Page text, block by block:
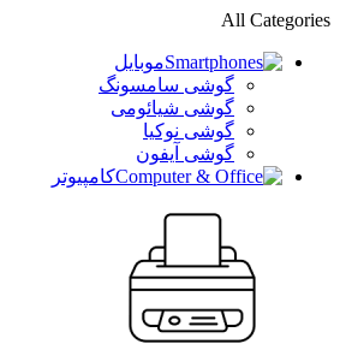
All Categories
موبایل
گوشی سامسونگ
گوشی شیائومی
گوشی نوکیا
گوشی آیفون
کامپیوتر